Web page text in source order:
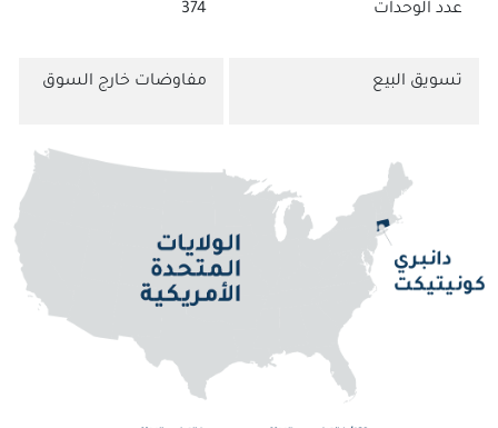
عدد الوحدات 374
تسويق البيع مفاوضات خارج السوق